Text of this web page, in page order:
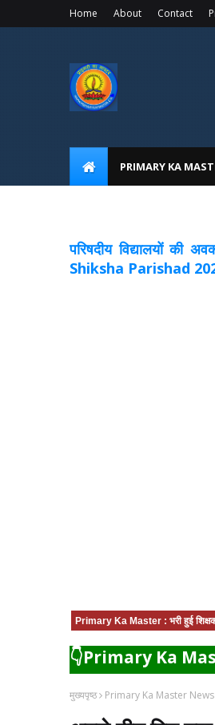
Home About Contact
PRIMARY KA
परिषदीय विद्यालयों
Shiksha Parishad
Primary Ka Master : भरी हुई
👇Primary Ka
मुख्यपृष्ठ Primary Ka Master News